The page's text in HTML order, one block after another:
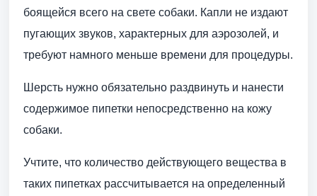
боящейся всего на свете собаки. Капли не издают
пугающих звуков, характерных для аэрозолей, и
требуют намного меньше времени для процедуры.
Шерсть нужно обязательно раздвинуть и нанести
содержимое пипетки непосредственно на кожу
собаки.
Учтите, что количество действующего вещества в
таких пипетках рассчитывается на определенный